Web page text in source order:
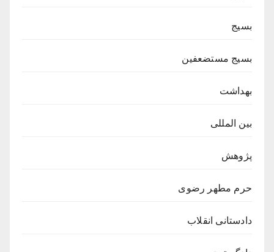
بسیج
بسیج مستضعفین
بهداشت
بین المللی
پژوهش
حرم مطهر رضوی
دادستانی انقلاب